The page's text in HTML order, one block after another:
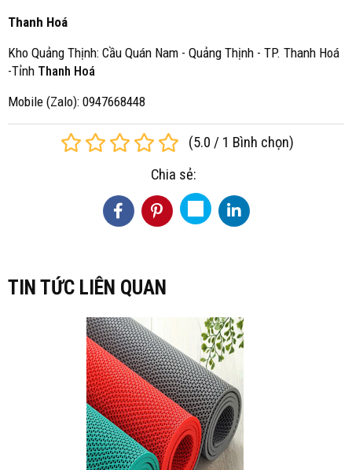
Thanh Hoá
Kho Quảng Thịnh: Cầu Quán Nam - Quảng Thịnh - TP. Thanh Hoá
-Tỉnh Thanh Hoá
Mobile (Zalo): 0947668448
(5.0 / 1 Bình chọn)
Chia sẻ:
TIN TỨC LIÊN QUAN